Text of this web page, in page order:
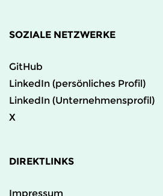
SOZIALE NETZWERKE
GitHub
LinkedIn (persönliches Profil)
LinkedIn (Unternehmensprofil)
X
DIREKTLINKS
Impressum